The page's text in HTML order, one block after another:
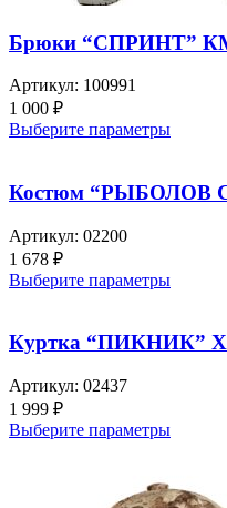
Брюки “СПРИНТ”
Артикул: 100991
1 000 ₽
Выберите параметры
Костюм “РЫБОЛОВ
Артикул: 02200
1 678 ₽
Выберите параметры
Куртка “ПИКНИК”
Артикул: 02437
1 999 ₽
Выберите параметры